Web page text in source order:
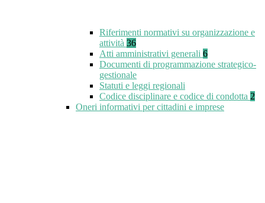
Riferimenti normativi su organizzazione e
attività 36
Atti amministrativi generali 6
Documenti di programmazione strategico-
gestionale
Statuti e leggi regionali
Codice disciplinare e codice di condotta 2
Oneri informativi per cittadini e imprese